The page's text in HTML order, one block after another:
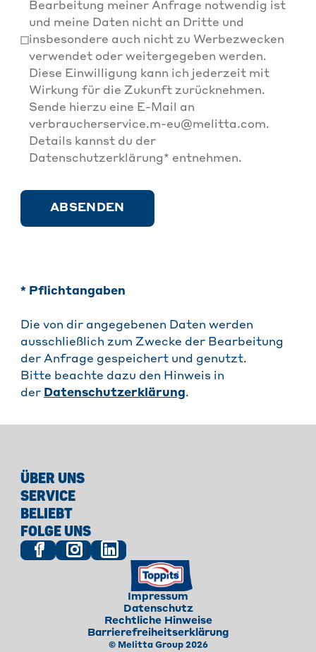
Bearbeitung meiner Anfrage notwendig ist
und meine Daten nicht an Dritte und
insbesondere auch nicht zu Werbezwecken
verwendet oder weitergegeben werden.
Diese Einwilligung kann ich jederzeit mit
Wirkung für die Zukunft zurücknehmen.
Sende hierzu eine E-Mail an
verbraucherservice.m-eu@melitta.com.
Details kannst du der
Datenschutzerklärung* entnehmen.
ABSENDEN
* Pflichtangaben
Die von dir angegebenen Daten werden
ausschließlich zum Zwecke der Bearbeitung
der Anfrage gespeichert und genutzt.
Bitte beachte dazu den Hinweis in
der Datenschutzerklärung.
ÜBER UNS
SERVICE
BELIEBT
FOLGE UNS
© Melitta Group 2026
Impressum
Datenschutz
Rechtliche Hinweise
Barrierefreiheitserklärung